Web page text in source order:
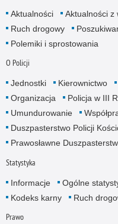
Aktualności Aktualności z
Ruch drogowy
Polemiki i sprostowania
O Policji
Jednostki Kierownictwo
Organizacja
Policja w III
Umundurowanie
Duszpasterstwo Policji
Prawosławne
Statystyka
Informacje Ogólne
Kodeks karny
Ruch
Prawo